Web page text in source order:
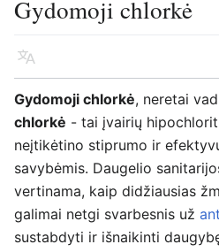
Gydomoji chlorkė
Kalba
Gydomoji chlorkė, neretai
chlorkė - tai įvairių
neįtikėtino stiprumo ir
savybėmis. Daugelio
vertinama, kaip didžiausias
galimai netgi svarbesnis už
sustabdyti ir išnaikinti